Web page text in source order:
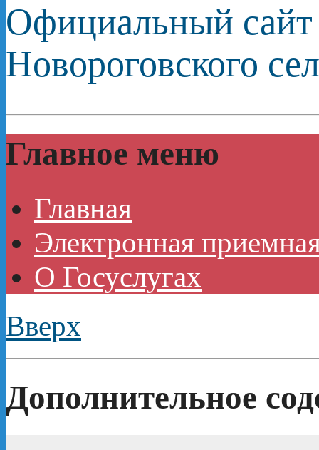
Официальный
Новороговского
Главное меню
Главная
Электронная
О Госуслугах
Вверх
Дополнительное